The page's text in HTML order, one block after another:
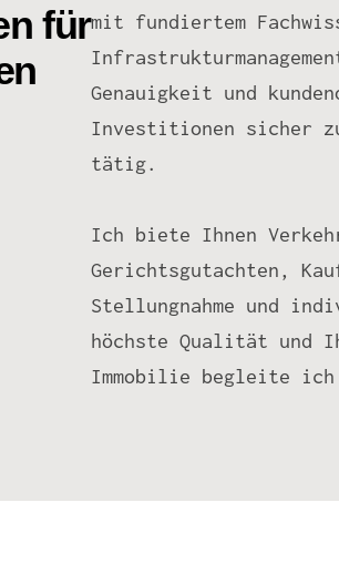
fürmit fundiertem
Genauigkeit und
Investitionen sicher
tätig.
Ich biete Ihnen
Gerichtsgutachten,
Stellungnahme und
höchste Qualität und
Immobilie begleite ich